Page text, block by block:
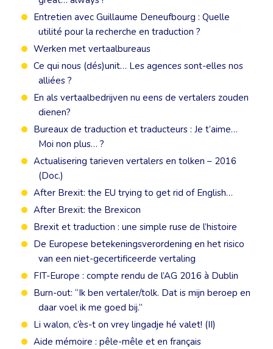
Entretien avec Guillaume Deneufbourg : Quelle
utilité pour la recherche en traduction ?
Werken met vertaalbureaus
Ce qui nous (dés)unit… Les agences sont-elles nos
alliées ?
En als vertaalbedrijven nu eens de vertalers zouden
dienen?
Bureaux de traduction et traducteurs : Je t’aime…
Moi non plus… ?
Actualisering tarieven vertalers en tolken – 2016
(Doc.)
After Brexit: the EU trying to get rid of English…
After Brexit: the Brexicon
Brexit et traduction : une simple ruse de l’histoire
De Europese betekeningsverordening en het risico
van een niet-gecertificeerde vertaling
FIT-Europe : compte rendu de l’AG 2016 à Dublin
Burn-out: “Ik ben vertaler/tolk. Dat is mijn beroep en
daar voel ik me goed bij.”
Li walon, c’ès-t on vrey lingadje hé valet! (II)
Aide mémoire : pêle-mêle et en français